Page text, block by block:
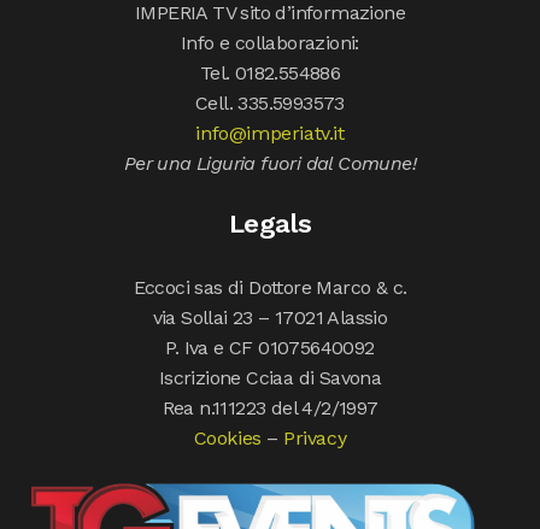
IMPERIA TV sito d’informazione
Info e collaborazioni:
Tel. 0182.554886
Cell. 335.5993573
info@imperiatv.it
Per una Liguria fuori dal Comune!
Legals
Eccoci sas di Dottore Marco & c.
via Sollai 23 – 17021 Alassio
P. Iva e CF 01075640092
Iscrizione Cciaa di Savona
Rea n.111223 del 4/2/1997
Cookies – Privacy